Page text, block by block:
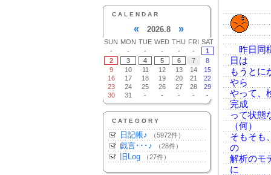
CALENDAR
« 2026.8 »
SUN MON TUE WED THU FRI SAT
-
- - - - -
1
2
3 4 5 6 7
8
9
10 11 12 13 14
15
16
17 18 19 20 21
22
23
24 25 26 27 28
29
30
31 - - - - -
CATEGORY
日記帳♪ （5972件）
戯言･･･♪ （28件）
旧Log （27件）
昨日同
日は
もうとに
やら
やって、
完成
って状態
（何）
そもそも
の
解析のモ
に